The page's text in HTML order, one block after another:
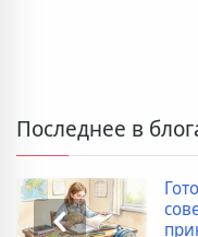
Последнее в